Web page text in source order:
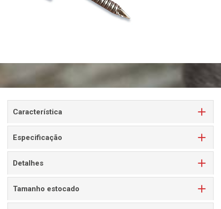
Característica
Especificação
Detalhes
Tamanho estocado